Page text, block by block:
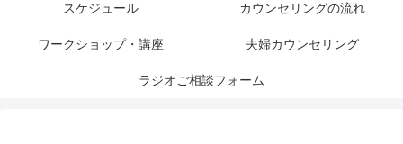
スケジュール カウンセリングの流れ
ワークショップ・講座 夫婦カウンセリング
ラジオご相談フォーム